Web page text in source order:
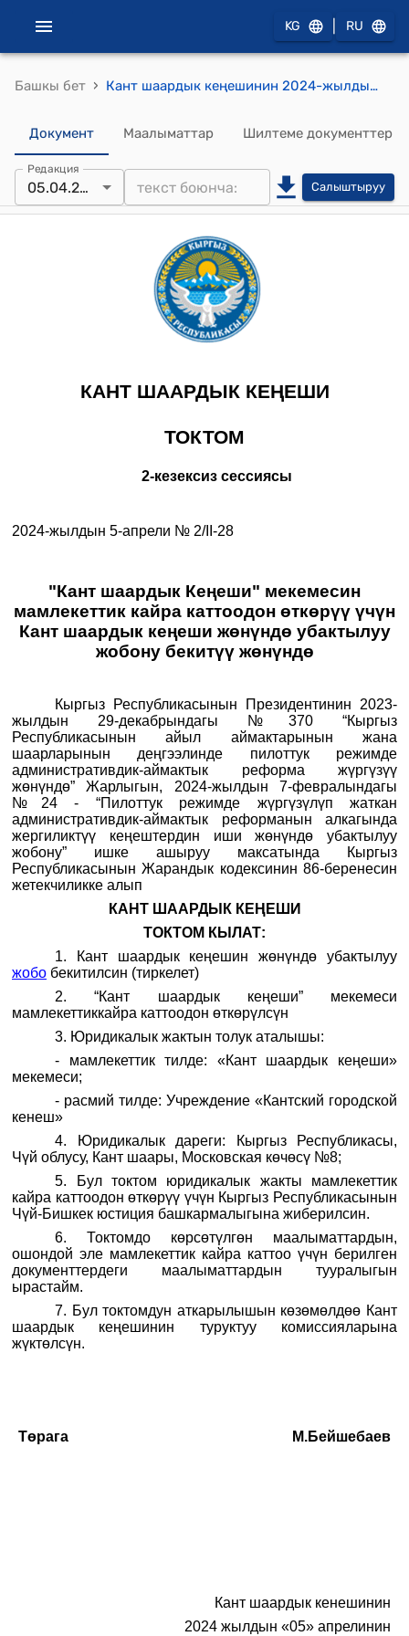
KG RU
Башкы бет › Кант шаардык кеңешинин 2024-жылдын 5-апрелиндеги № 2/II-28 ""Кант шаардык Кеңеши" мекемесин мамлекеттик кайра каттоодон өткөрүү үчүн Кант шаардык кеңеши жөнүндө убактылуу жобону бекитүү жөнүндө" токтому
Документ Маалыматтар Шилтеме документтер
Редакция
05.04.2024 Салыштыруу